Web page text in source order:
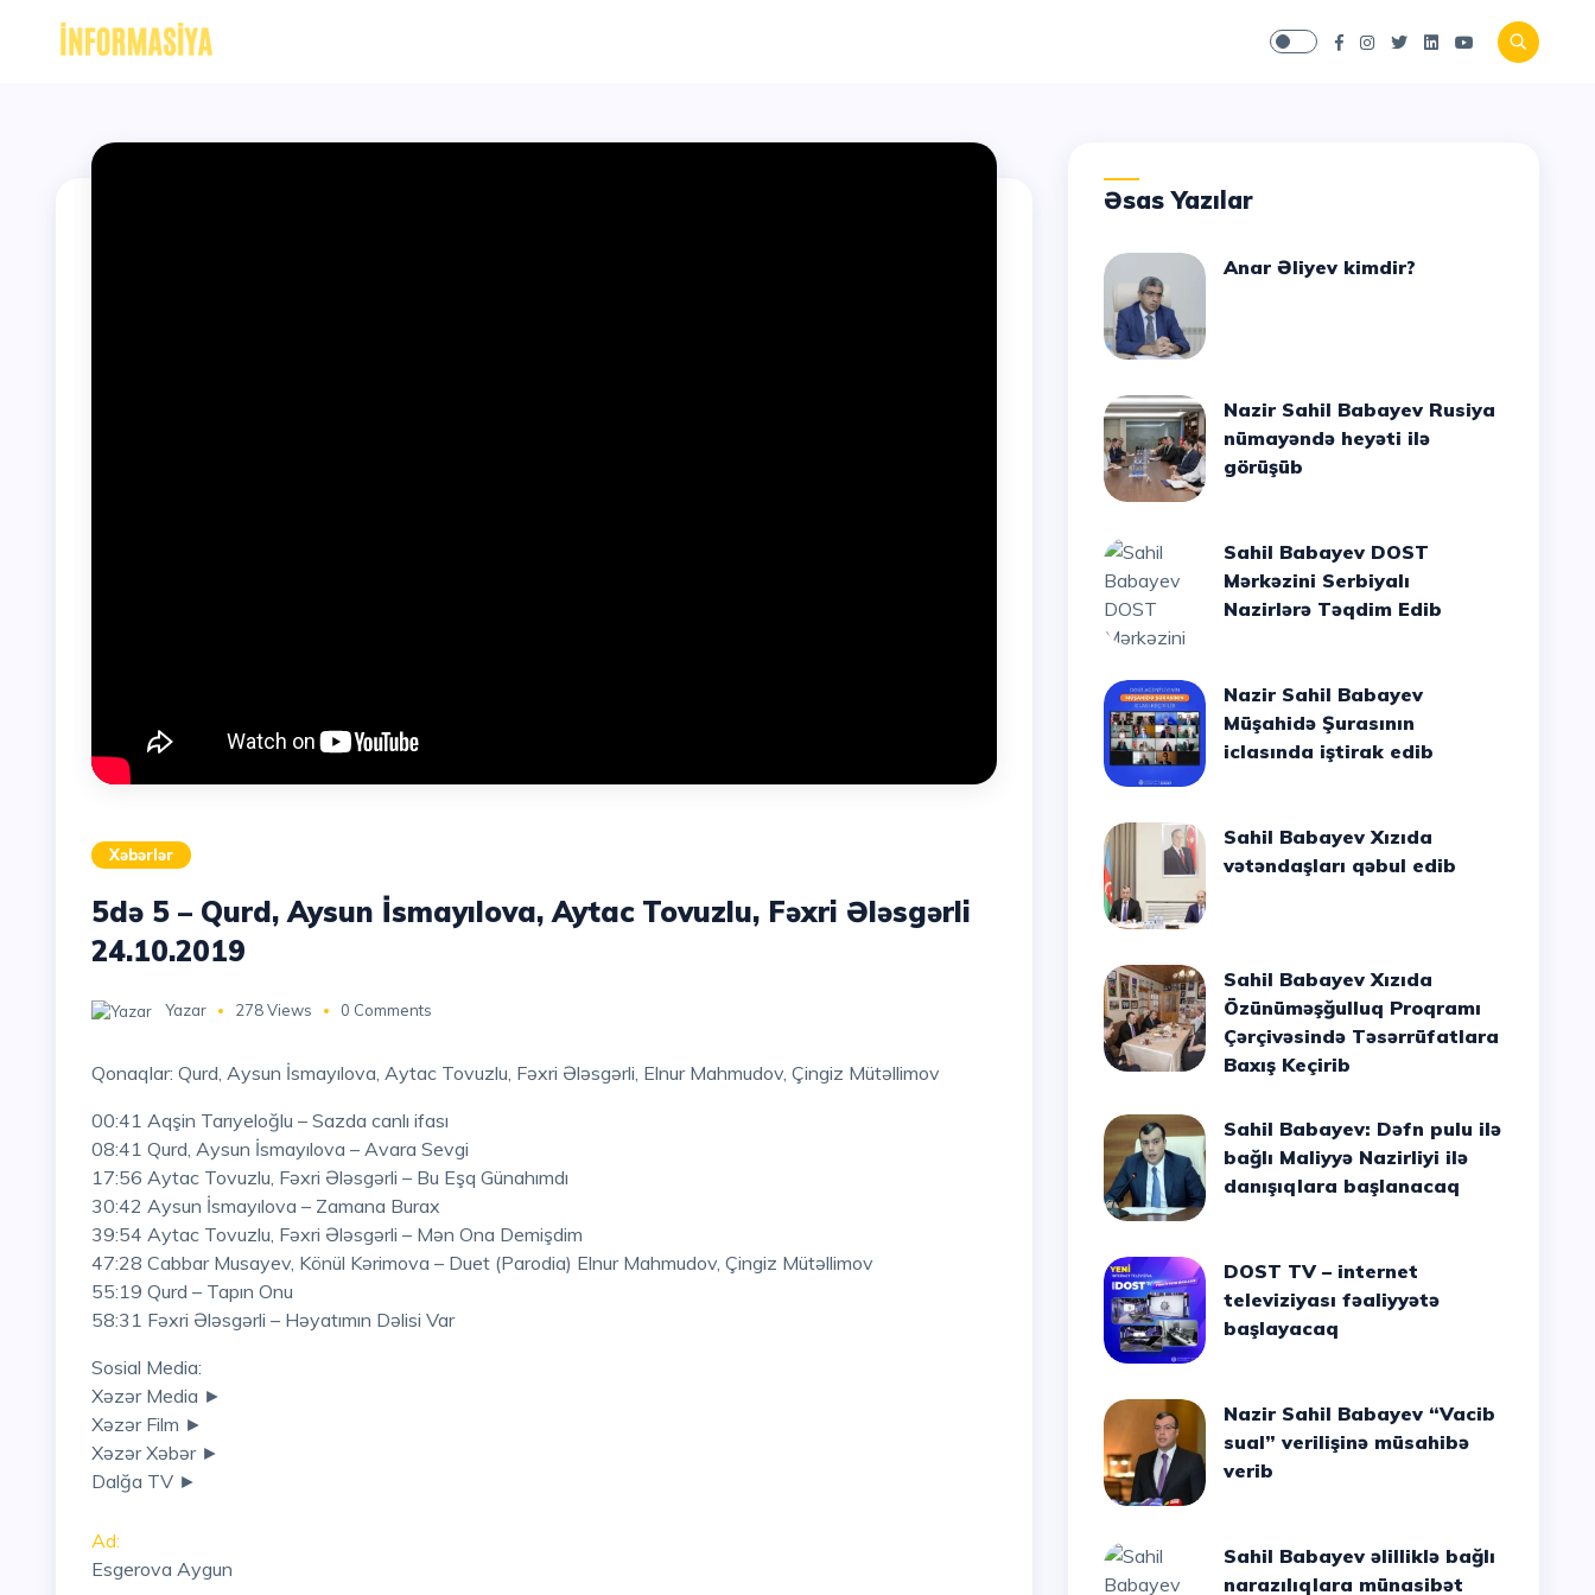
Xəbərlər
5də 5 – Qurd, Aysun İsmayılova, Aytac Tovuzlu, Fəxri Ələsgərli
24.10.2019
Yazar 278 Views 0 Comments
Qonaqlar: Qurd, Aysun İsmayılova, Aytac Tovuzlu, Fəxri Ələsgərli, Elnur Mahmudov, Çingiz Mütəllimov
00:41 Aqşin Tarıyeloğlu – Sazda canlı ifası
08:41 Qurd, Aysun İsmayılova – Avara Sevgi
17:56 Aytac Tovuzlu, Fəxri Ələsgərli – Bu Eşq Günahımdı
30:42 Aysun İsmayılova – Zamana Burax
39:54 Aytac Tovuzlu, Fəxri Ələsgərli – Mən Ona Demişdim
47:28 Cabbar Musayev, Könül Kərimova – Duet (Parodia) Elnur Mahmudov, Çingiz Mütəllimov
55:19 Qurd – Tapın Onu
58:31 Fəxri Ələsgərli – Həyatımın Dəlisi Var
Sosial Media:
Xəzər Media ►
Xəzər Film ►
Xəzər Xəbər ►
Dalğa TV ►
Ad:
Esgerova Aygun
Əsas Yazılar
Anar Əliyev kimdir?
Nazir Sahil Babayev Rusiya
nümayəndə heyəti ilə
görüşüb
Sahil Babayev DOST
Mərkəzini Serbiyalı
Nazirlərə Təqdim Edib
Nazir Sahil Babayev
Müşahidə Şurasının
iclasında iştirak edib
Sahil Babayev Xızıda
vətəndaşları qəbul edib
Sahil Babayev Xızıda
Özünüməşğulluq Proqramı
Çərçivəsində Təsərrüfatlara
Baxış Keçirib
Sahil Babayev: Dəfn pulu ilə
bağlı Maliyyə Nazirliyi ilə
danışıqlara başlanacaq
DOST TV – internet
televiziyası fəaliyyətə
başlayacaq
Nazir Sahil Babayev “Vacib
sual” verilişinə müsahibə
verib
Sahil Babayev əlilliklə bağlı
narazılıqlara münasibət